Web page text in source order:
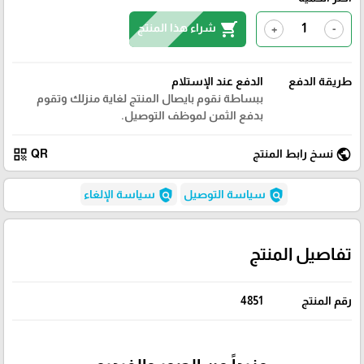
-
+
shopping_cart شراء هذا المنتج
طريقة الدفع
الدفع عند الإستلام
ببساطة نقوم بايصال المنتج لغاية منزلك وتقوم
بدفع الثمن لموظف التوصيل.
public نسخ رابط المنتج QR
qr_code
policy سياسة التوصيل policy سياسة الإلغاء
تفاصيل المنتج
رقم المنتج 4851